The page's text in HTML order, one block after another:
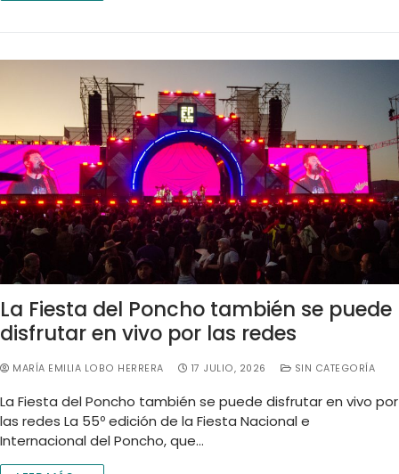
La Fiesta del Poncho también se puede
disfrutar en vivo por las redes
MARÍA EMILIA LOBO HERRERA 17 JULIO, 2026 SIN CATEGORÍA
La Fiesta del Poncho también se puede disfrutar en vivo por
las redes La 55º edición de la Fiesta Nacional e
Internacional del Poncho, que…